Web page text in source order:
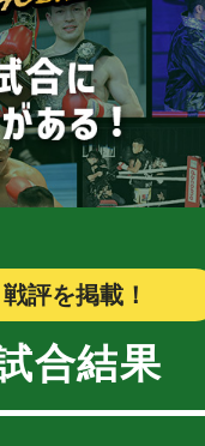
評を掲載！
合結果